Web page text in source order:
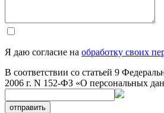
Я даю согласие на обработку своих
В соответствии со статьей 9
2006 г. N 152-ФЗ «О персональных
отправить